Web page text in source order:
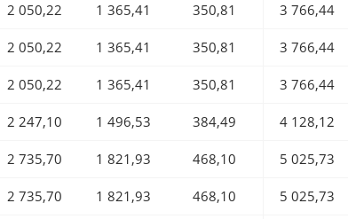
2 050,22 1 365,41 350,81 3 766,44
2 050,22 1 365,41 350,81 3 766,44
2 050,22 1 365,41 350,81 3 766,44
2 247,10 1 496,53 384,49 4 128,12
2 735,70 1 821,93 468,10 5 025,73
2 735,70 1 821,93 468,10 5 025,73